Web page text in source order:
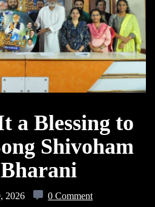
a Blessing to
Shivoham
2026 0 Comment